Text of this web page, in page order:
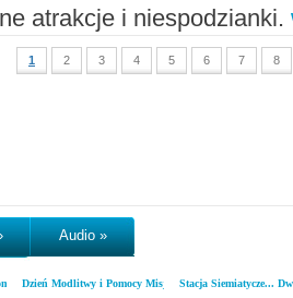
atrakcje i niespodzianki.
1 2 3 4 5 6 7 8
Audio »
Dzień Modlitwy i Pomocy MisjomStacja Siemiatycze...